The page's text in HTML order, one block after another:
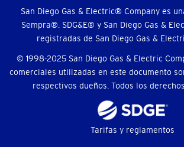
social
San Diego Gas & Electric® Company es
Sempra®. SDG&E® y San Diego Gas &
registradas de San Diego Gas &
© 1998-2025 San Diego Gas & Electric
comerciales utilizadas en este documento
respectivos dueños. Todos los
Tarifas y reglamentos